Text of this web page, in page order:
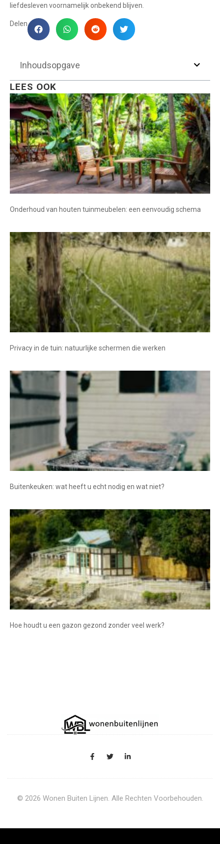
liefdesleven voornamelijk onbekend blijven.
Delen
Inhoudsopgave
LEES OOK
Onderhoud van houten tuinmeubelen: een eenvoudig schema
Privacy in de tuin: natuurlijke schermen die werken
Buitenkeuken: wat heeft u echt nodig en wat niet?
Hoe houdt u een gazon gezond zonder veel werk?
© 2026 Wonen Buiten Lijnen. Alle Rechten Voorbehouden.